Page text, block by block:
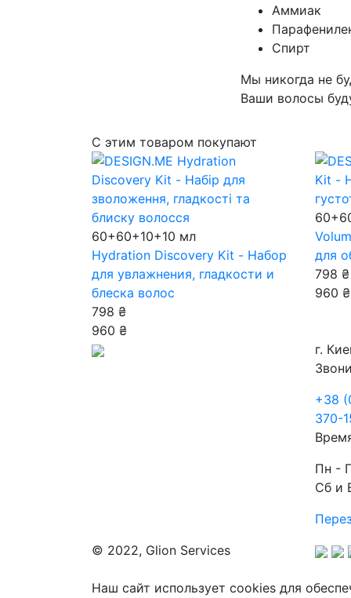
Аммиак
Спирт
Мы никогда не
Ваши волосы
С этим товаром покупают
60+60+10+10 мл
Hydration Discovery Kit - Набор
для увлажнения, гладкости и
блеска волос
798 ₴
960 ₴
для
798 ₴
960 ₴
г.
+38
370-
Пн -
Сб и
© 2022, Glion Services
Наш сайт использует cookies для